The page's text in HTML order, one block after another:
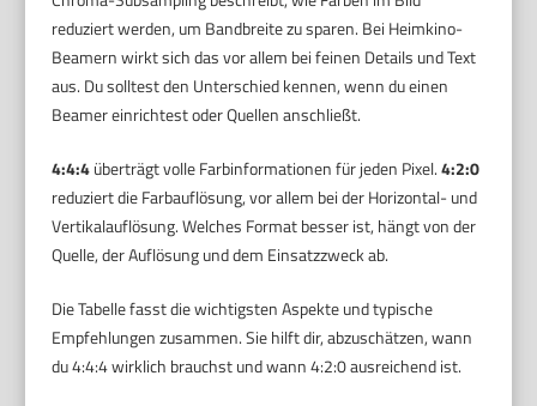
reduziert werden, um Bandbreite zu sparen. Bei Heimkino-
Beamern wirkt sich das vor allem bei feinen Details und Text
aus. Du solltest den Unterschied kennen, wenn du einen
Beamer einrichtest oder Quellen anschließt.
4:4:4überträgt volle Farbinformationen für jeden Pixel.4:2:0
reduziert die Farbauflösung, vor allem bei der Horizontal- und
Vertikalauflösung. Welches Format besser ist, hängt von der
Quelle, der Auflösung und dem Einsatzzweck ab.
Die Tabelle fasst die wichtigsten Aspekte und typische
Empfehlungen zusammen. Sie hilft dir, abzuschätzen, wann
du 4:4:4 wirklich brauchst und wann 4:2:0 ausreichend ist.